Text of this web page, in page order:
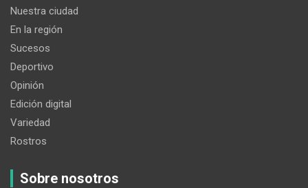
Nuestra ciudad
En la región
Sucesos
Deportivo
Opinión
Edición digital
Variedad
Rostros
Sobre nosotros